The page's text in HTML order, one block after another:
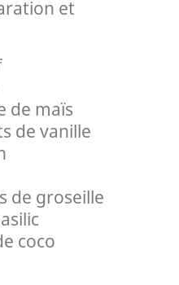
et
de maïs
de vanille
de groseille
coco